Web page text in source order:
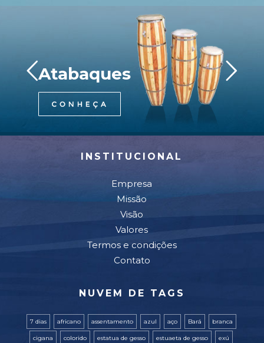
Atabaques
INSTITUCIONAL
Empresa
Missão
Visão
Valores
Termos e condições
Contato
NUVEM DE TAGS
7 dias africano assentamento azul aço Bará branca
cigana colorido estatua de gesso estuaeta de gesso exú